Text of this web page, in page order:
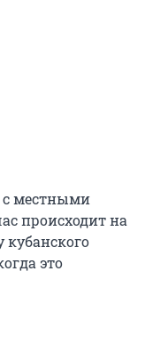
с местными
происходит на
это